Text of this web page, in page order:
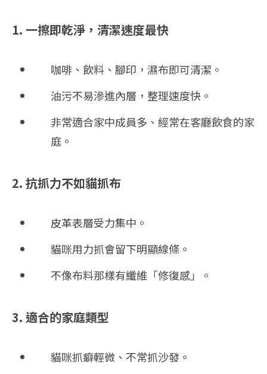
1. 一擦即乾淨，清潔速度最快
咖啡、飲料、腳印，濕布即可清潔。
油污不易滲進內層，整理速度快。
非常適合家中成員多、經常在客廳飲食的家
庭。
2. 抗抓力不如貓抓布
皮革表層受力集中。
貓咪用力抓會留下明顯線條。
不像布料那樣有纖維「修復感」。
3. 適合的家庭類型
貓咪抓癖輕微、不常抓沙發。